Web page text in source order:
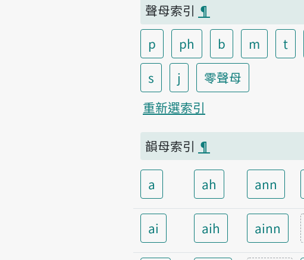
聲母索引 ¶
p
ph b m t
s
j
零聲母
重新選索引
韻母索引 ¶
a ah ann
ai aih ainn